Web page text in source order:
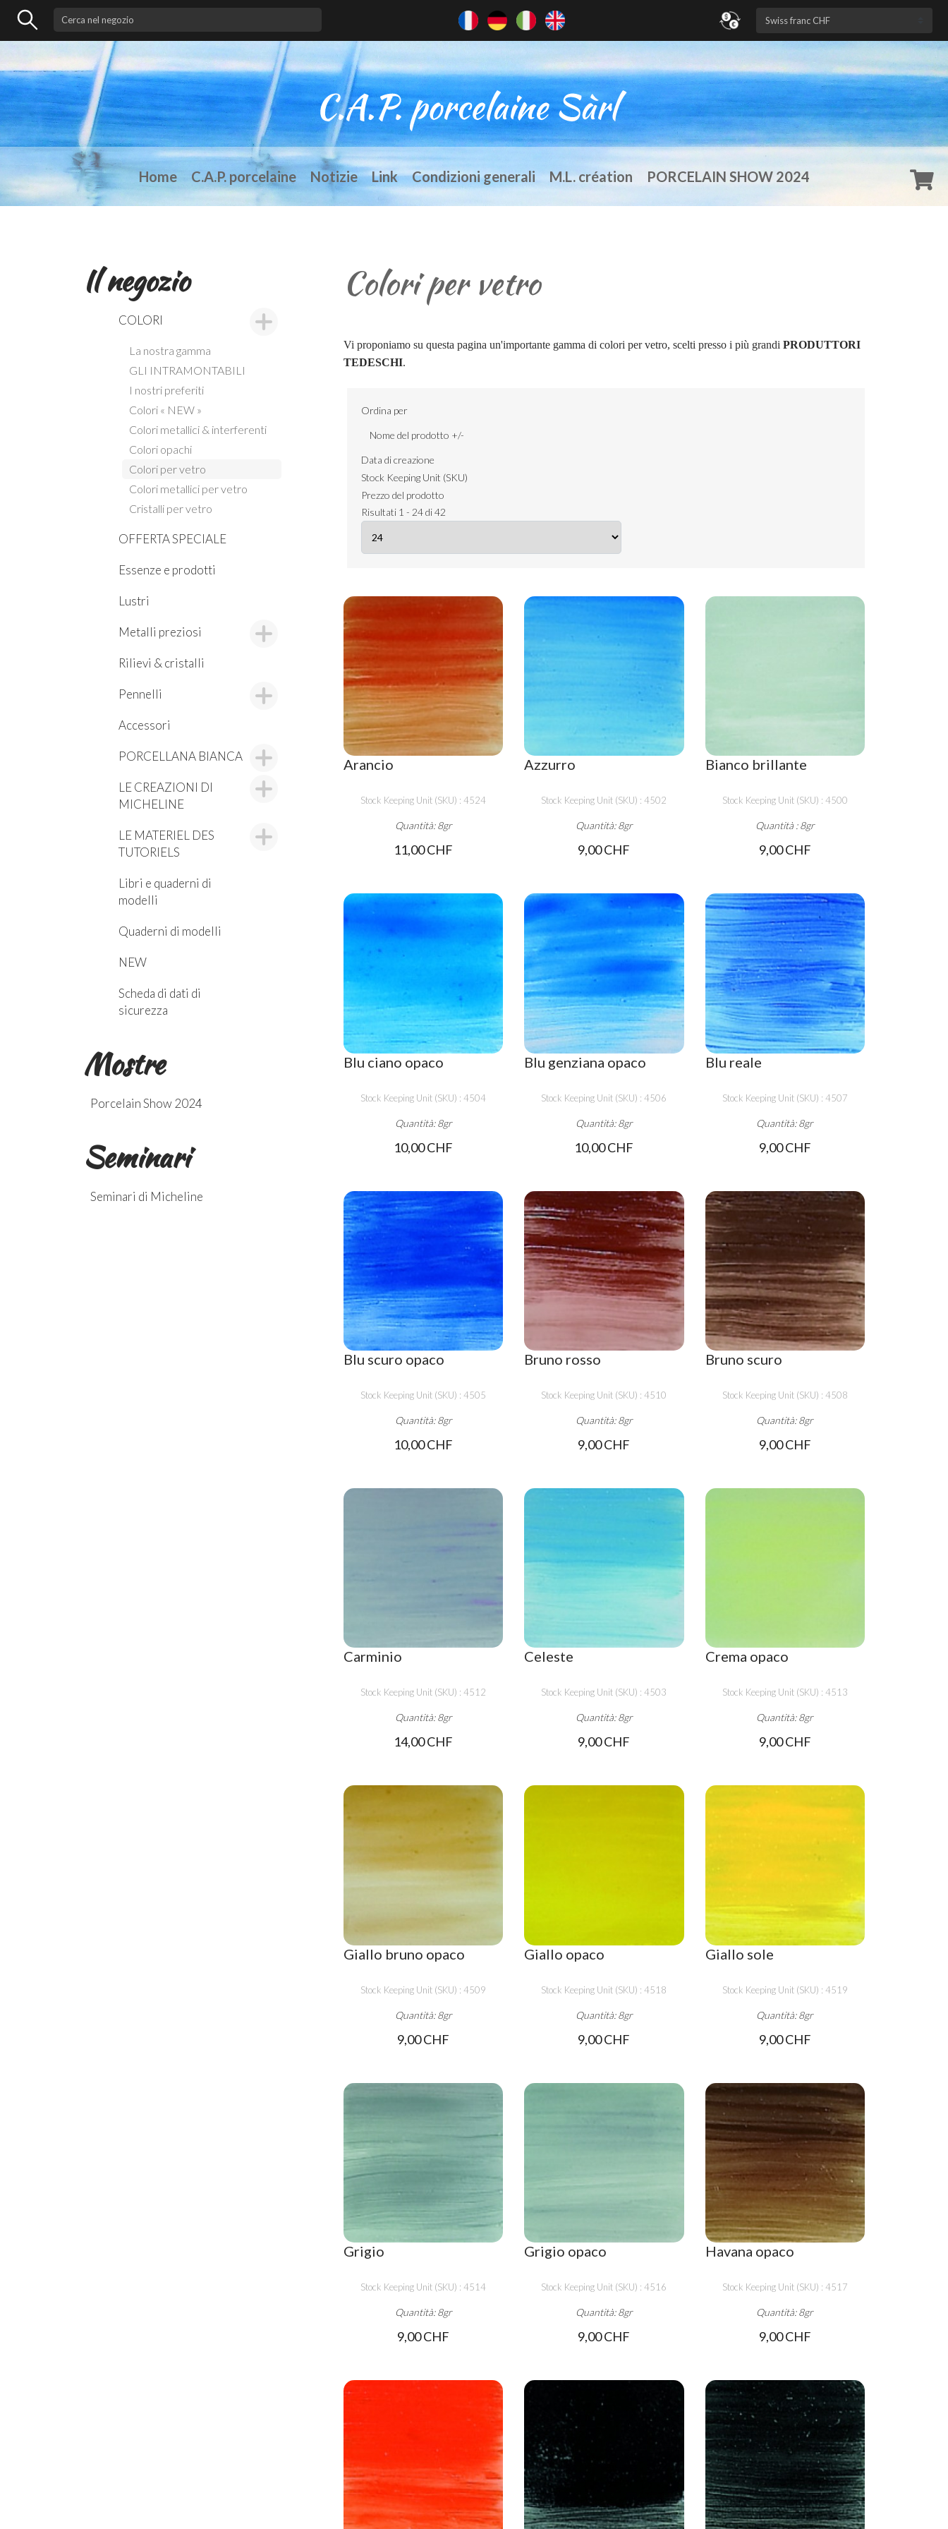
Home C.A.P. porcelaine Notizie Link Condizioni generali M.L. création PORCELAIN SHOW 2024
Il negozio
COLORI
La nostra gamma
GLI INTRAMONTABILI
I nostri preferiti
Colori « NEW »
Colori metallici & interferenti
Colori opachi
Colori per vetro
Colori metallici per vetro
Cristalli per vetro
OFFERTA SPECIALE
Essenze e prodotti
Lustri
Metalli preziosi
Rilievi & cristalli
Pennelli
Accessori
PORCELLANA BIANCA
LE CREAZIONI DI
MICHELINE
LE MATERIEL DES
TUTORIELS
Libri e quaderni di
modelli
Quaderni di modelli
NEW
Scheda di dati di
sicurezza
Mostre
Porcelain Show 2024
Seminari
Seminari di Micheline
Colori per vetro
Vi proponiamo su questa pagina un'importante gamma di colori per vetro, scelti presso i più grandi PRODUTTORI
TEDESCHI.
Ordina per
Nome del prodotto +/-
Data di creazione
Stock Keeping Unit (SKU)
Prezzo del prodotto
Risultati 1 - 24 di 42
Arancio
Stock Keeping Unit (SKU) : 4524
Quantità: 8gr
11,00 CHF
Azzurro
Stock Keeping Unit (SKU) : 4502
Quantità: 8gr
9,00 CHF
Bianco brillante
Stock Keeping Unit (SKU) : 4500
Quantità : 8gr
9,00 CHF
Blu ciano opaco
Stock Keeping Unit (SKU) : 4504
Quantità: 8gr
10,00 CHF
Blu genziana opaco
Stock Keeping Unit (SKU) : 4506
Quantità: 8gr
10,00 CHF
Blu reale
Stock Keeping Unit (SKU) : 4507
Quantità: 8gr
9,00 CHF
Blu scuro opaco
Stock Keeping Unit (SKU) : 4505
Quantità: 8gr
10,00 CHF
Bruno rosso
Stock Keeping Unit (SKU) : 4510
Quantità: 8gr
9,00 CHF
Bruno scuro
Stock Keeping Unit (SKU) : 4508
Quantità: 8gr
9,00 CHF
Carminio
Stock Keeping Unit (SKU) : 4512
Quantità: 8gr
14,00 CHF
Celeste
Stock Keeping Unit (SKU) : 4503
Quantità: 8gr
9,00 CHF
Crema opaco
Stock Keeping Unit (SKU) : 4513
Quantità: 8gr
9,00 CHF
Giallo bruno opaco
Stock Keeping Unit (SKU) : 4509
Quantità: 8gr
9,00 CHF
Giallo opaco
Stock Keeping Unit (SKU) : 4518
Quantità: 8gr
9,00 CHF
Giallo sole
Stock Keeping Unit (SKU) : 4519
Quantità: 8gr
9,00 CHF
Grigio
Stock Keeping Unit (SKU) : 4514
Quantità: 8gr
9,00 CHF
Grigio opaco
Stock Keeping Unit (SKU) : 4516
Quantità: 8gr
9,00 CHF
Havana opaco
Stock Keeping Unit (SKU) : 4517
Quantità: 8gr
9,00 CHF